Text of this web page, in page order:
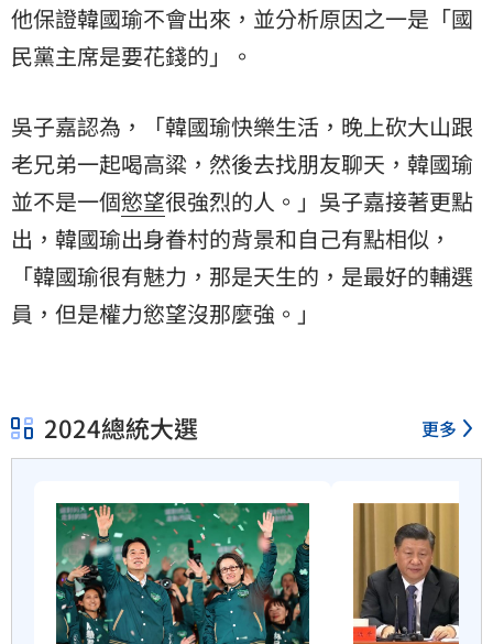
他保證韓國瑜不會出來，並分析原因之一是「國
民黨主席是要花錢的」。
吳子嘉認為，「韓國瑜快樂生活，晚上砍大山跟
老兄弟一起喝高粱，然後去找朋友聊天，韓國瑜
並不是一個慾望很強烈的人。」吳子嘉接著更點
出，韓國瑜出身眷村的背景和自己有點相似，
「韓國瑜很有魅力，那是天生的，是最好的輔選
員，但是權力慾望沒那麼強。」
2024總統大選 更多